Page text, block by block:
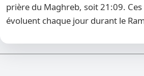
prière du Maghreb, soit 21:09. Ces
évoluent chaque jour durant le